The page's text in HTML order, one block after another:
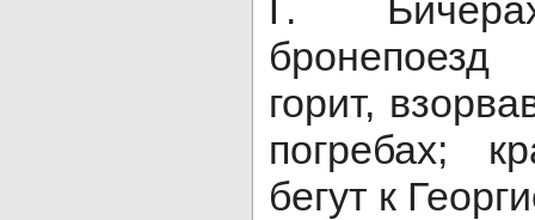
Г.
бронепоезд
горит,
погребах;
бегут к